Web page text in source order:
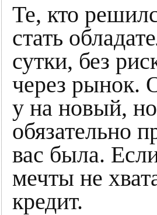
Те, кто
стать
сутки, без
через рынок.
у на новый,
обязательно
вас была.
мечты не
кредит.